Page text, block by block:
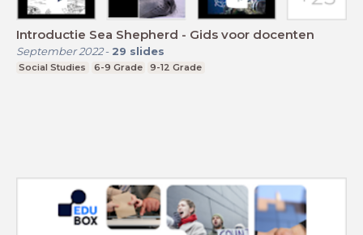
Introductie Sea Shepherd - Gids voor docenten
September 2022- 29 slides
Social Studies 6-9 Grade 9-12 Grade